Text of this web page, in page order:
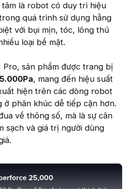
là robot có duy trì hiệu
quá trình sử dụng hằng
với bụi mịn, tóc, lông thú
loại bề mặt.
sản phẩm được trang bị
, mang đến hiệu suất
hiện trên các dòng robot
ở phân khúc dễ tiếp cận hơn.
về thông số, mà là sự cân
sạch và giá trị người dùng